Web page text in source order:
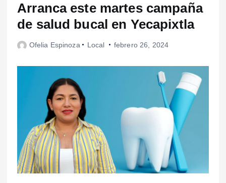
Arranca este martes campaña
de salud bucal en Yecapixtla
Ofelia Espinoza Local febrero 26, 2024